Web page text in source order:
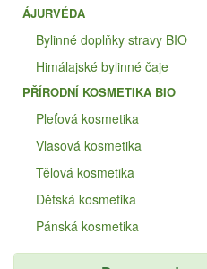
ÁJURVÉDA
Bylinné doplňky stravy BIO
Himálajské bylinné čaje
PŘÍRODNÍ KOSMETIKA BIO
Pleťová kosmetika
Vlasová kosmetika
Tělová kosmetika
Dětská kosmetika
Pánská kosmetika